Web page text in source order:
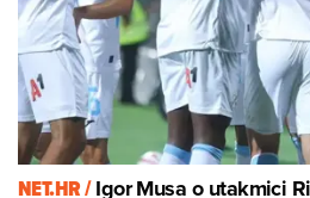
NET.HR /Igor Musa o utakmici